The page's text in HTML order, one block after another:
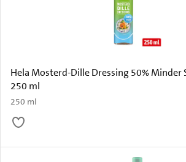
Hela Mosterd-Dille Dressing 50% Minder
250 ml
250 ml